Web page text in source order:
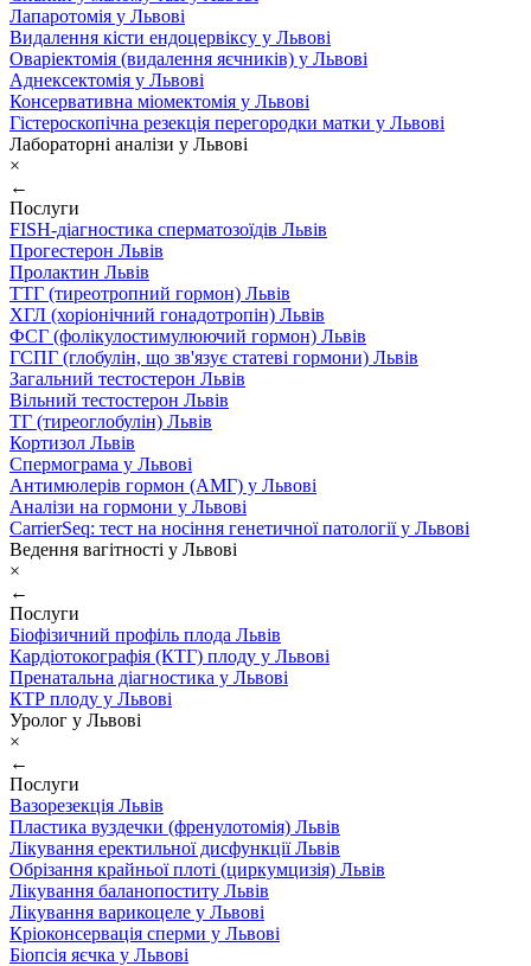
Лапаротомія у Львові
Видалення кісти ендоцервіксу у Львові
Оваріектомія (видалення яєчників) у Львові
Аднексектомія у Львові
Консервативна міомектомія у Львові
Гістероскопічна резекція перегородки матки у Львові
Лабораторні аналізи у Львові
×
←
Послуги
FISH-діагностика сперматозоїдів Львів
Прогестерон Львів
Пролактин Львів
ТТГ (тиреотропний гормон) Львів
ХГЛ (хоріонічний гонадотропін) Львів
ФСГ (фолікулостимулюючий гормон) Львів
ГСПГ (глобулін, що зв'язує статеві гормони) Львів
Загальний тестостерон Львів
Вільний тестостерон Львів
ТГ (тиреоглобулін) Львів
Кортизол Львів
Спермограма у Львові
Антимюлерів гормон (АМГ) у Львові
Аналізи на гормони у Львові
CarrierSeq: тест на носіння генетичної патології у Львові
Ведення вагітності у Львові
×
←
Послуги
Біофізичний профіль плода Львів
Кардіотокографія (КТГ) плоду у Львові
Пренатальна діагностика у Львові
КТР плоду у Львові
Уролог у Львові
×
←
Послуги
Вазорезекція Львів
Пластика вуздечки (френулотомія) Львів
Лікування еректильної дисфункції Львів
Обрізання крайньої плоті (циркумцизія) Львів
Лікування баланопоститу Львів
Лікування варикоцеле у Львові
Кріоконсервація сперми у Львові
Біопсія яєчка у Львові